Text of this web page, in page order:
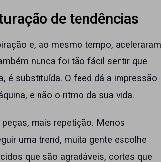
de tendências
e, ao mesmo tempo, aceleraram
nunca foi tão fácil sentir que
é substituída. O feed dá a impressão
e não o ritmo da sua vida.
mais repetição. Menos
uma trend, muita gente escolhe
que são agradáveis, cortes que